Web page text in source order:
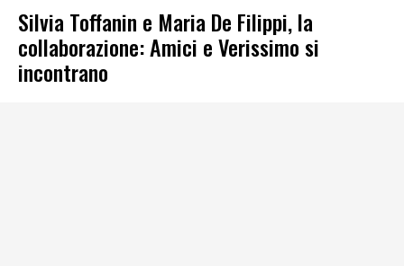
Silvia Toffanin e Maria De Filippi, la
collaborazione: Amici e Verissimo si
incontrano